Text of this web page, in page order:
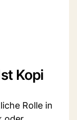
Kopi
Rolle in